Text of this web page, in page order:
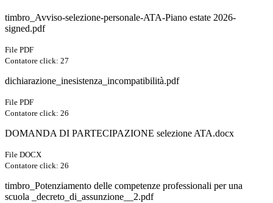
timbro_Avviso-selezione-personale-ATA-Piano estate 2026-
signed.pdf
File PDF
Contatore click: 27
dichiarazione_inesistenza_incompatibilità.pdf
File PDF
Contatore click: 26
DOMANDA DI PARTECIPAZIONE selezione ATA.docx
File DOCX
Contatore click: 26
timbro_Potenziamento delle competenze professionali per una
scuola _decreto_di_assunzione__2.pdf